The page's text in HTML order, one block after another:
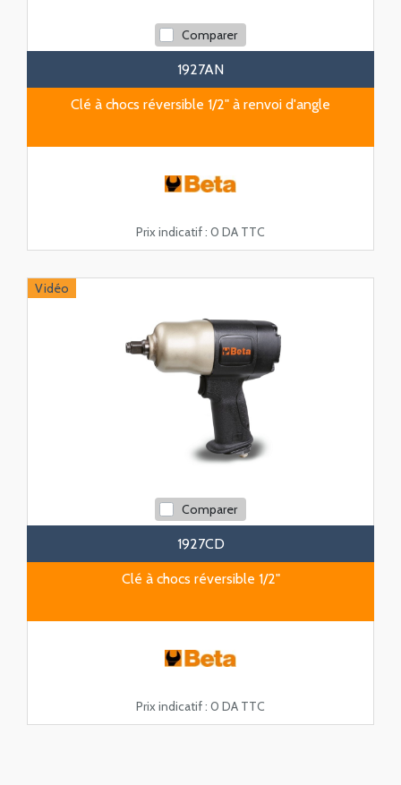
Comparer
1927AN
Clé à chocs réversible 1/2" à renvoi d'angle
Prix indicatif : 0 DA TTC
Vidéo
Comparer
1927CD
Clé à chocs réversible 1/2"
Prix indicatif : 0 DA TTC